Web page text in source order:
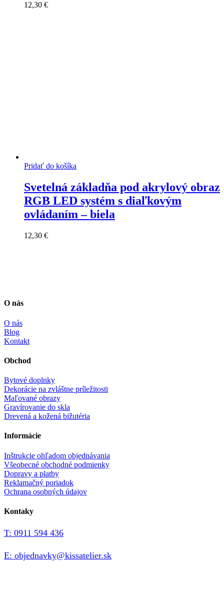
12,30 €
Pridať do košíka
Svetelná základňa pod akrylový obraz
RGB LED systém s diaľkovým
ovládaním – biela
12,30 €
O nás
O nás
Blog
Kontakt
Obchod
Bytové doplnky
Dekorácie na zvláštne príležitosti
Maľované obrazy
Gravírovanie do skla
Drevená a kožená bižutéria
Informácie
Inštrukcie ohľadom objednávania
Všeobecné obchodné podmienky
Dopravy a platby
Reklamačný poriadok
Ochrana osobných údajov
Kontaky
T: 0911 594 436
E: objednavky@kissatelier.sk